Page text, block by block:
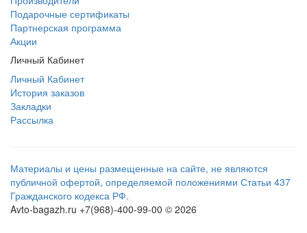
Подарочные сертификаты
Партнерская программа
Акции
Личный Кабинет
Личный Кабинет
История заказов
Закладки
Рассылка
Материалы и цены размещенные на сайте, не являются
публичной офертой, определяемой положениями Статьи 437
Гражданского кодекса РФ.
Avto-bagazh.ru +7(968)-400-99-00 © 2026